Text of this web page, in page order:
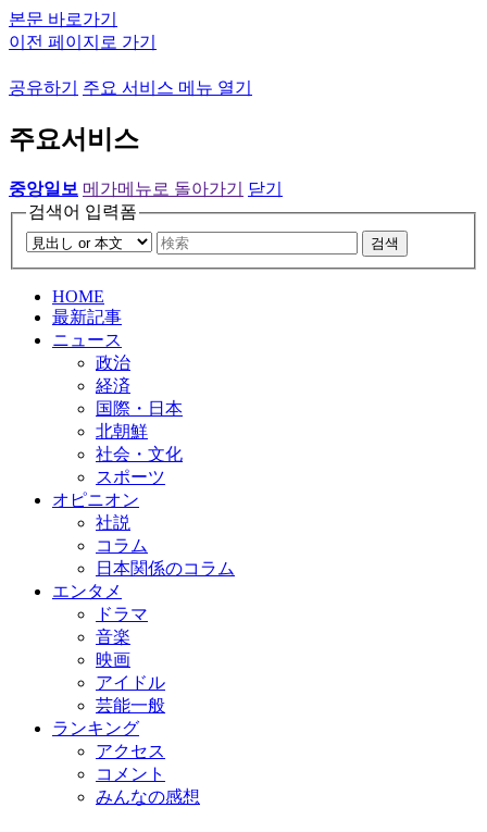
본문 바로가기
이전 페이지로 가기
공유하기 주요 서비스 메뉴 열기
주요서비스
중앙일보 메가메뉴로 돌아가기
닫기
검색어 입력폼
검색
HOME
最新記事
ニュース
政治
経済
国際・日本
北朝鮮
社会・文化
スポーツ
オピニオン
社説
コラム
日本関係のコラム
エンタメ
ドラマ
音楽
映画
アイドル
芸能一般
ランキング
アクセス
コメント
みんなの感想